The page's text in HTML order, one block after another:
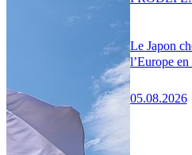
Le Japon
l’Europe en
05.08.2026